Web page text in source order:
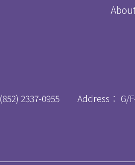
(852) 2337-0955
Address： G/